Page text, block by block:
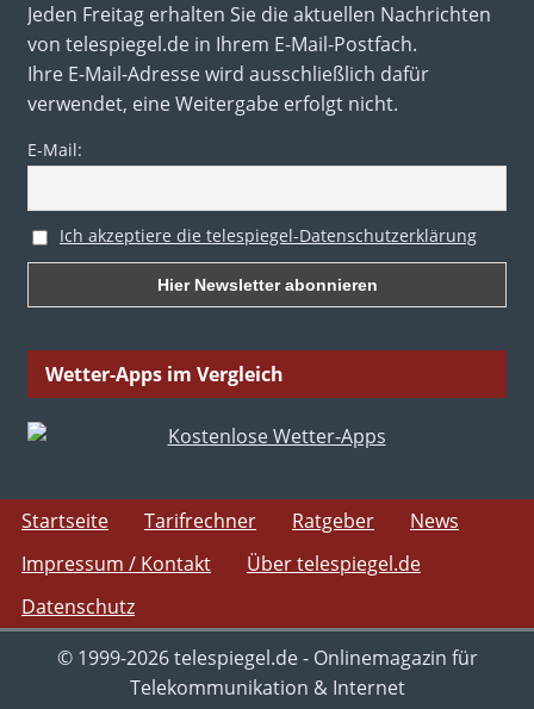
Jeden Freitag erhalten Sie die aktuellen Nachrichten
von telespiegel.de in Ihrem E-Mail-Postfach.
Ihre E-Mail-Adresse wird ausschließlich dafür
verwendet, eine Weitergabe erfolgt nicht.
E-Mail:
Ich akzeptiere die telespiegel-Datenschutzerklärung
Wetter-Apps im Vergleich
Startseite Tarifrechner Ratgeber
News
Impressum / Kontakt
Über telespiegel.de
Datenschutz
© 1999-2026 telespiegel.de - Onlinemagazin für
Telekommunikation & Internet